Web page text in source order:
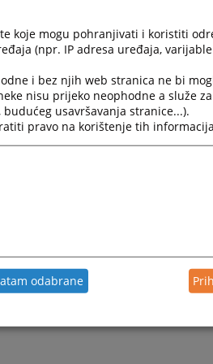
16233
koje mogu pohranjivati i koristiti
(npr. IP adresa uređaja,
i bez njih web stranica ne bi
nisu prijeko neophodne a služe
usavršavanja stranice...).
pravo na korištenje tih
odabrane